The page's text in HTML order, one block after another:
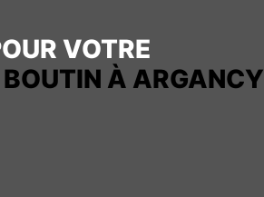
VOTRE
À ARGANCY